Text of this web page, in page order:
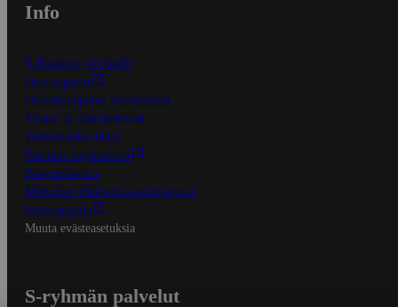
Info
S-Business yrityksille
Oiva-raportit
Osuuskauppojen yhteystiedot
Tilaus- ja toimitusehdot
Tietosuojakäytäntö
Palvelun käyttöehdot
Saavutettavuus
Mobiilisovelluksen saavutettavuus
Mainostajalle
Muuta evästeasetuksia
S-ryhmän palvelut